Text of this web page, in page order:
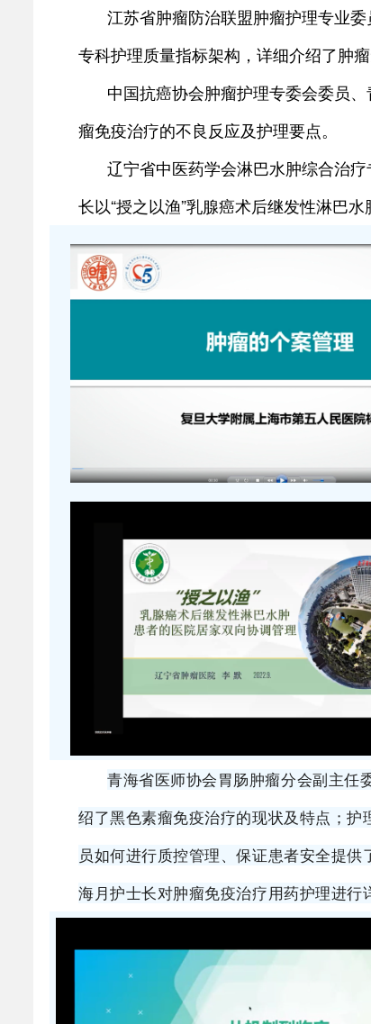
江苏省肿瘤防治联盟肿瘤护理专业
专科护理质量指标架构，详细介绍了肿
中国抗癌协会肿瘤护理专委会委员
瘤免疫治疗的不良反应及护理要点。
辽宁省中医药学会淋巴水肿综合治
长以“授之以渔”乳腺癌术后继发性淋巴
青海省医师协会胃肠肿瘤分会副主任
绍了黑色素瘤免疫治疗的现状及特点；
员如何进行质控管理、保证患者安全提
海月护士长对肿瘤免疫治疗用药护理进行